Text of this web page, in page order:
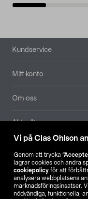
Vi på Clas Ohlson
Genom att trycka
lagrar cookies och andra
cookiepolicy för att
analysera webbplatsens
marknadsföringsinsatser.
nödvändiga, funktionella,
Sidfot
Kundservice
Mitt konto
Om oss
Aktuellt